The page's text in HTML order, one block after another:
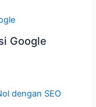
Google